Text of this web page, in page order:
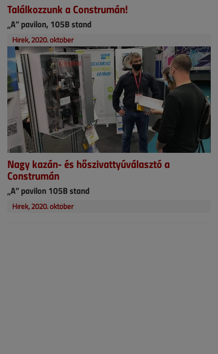
Találkozzunk a Construmán!
„A” pavilon, 105B stand
Hírek, 2020. október
Nagy kazán- és hőszivattyúválasztó a
Construmán
„A” pavilon 105B stand
Hírek, 2020. október